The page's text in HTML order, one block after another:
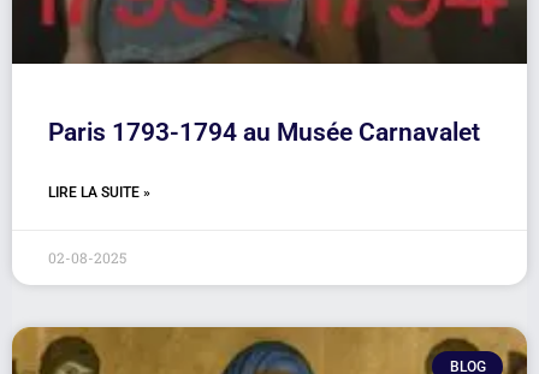
Paris 1793-1794 au Musée Carnavalet
LIRE LA SUITE »
02-08-2025
BLOG